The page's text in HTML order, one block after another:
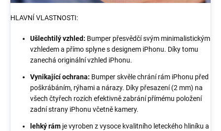
HLAVNÍ VLASTNOSTI:
Ušlechtilý vzhled: Bumper přesvědčí svým minimalistickým
vzhledem a přímo splyne s designem iPhonu. Díky tomu
zanechá originální vzhled iPhonu.
Vynikající ochrana: Bumper skvěle chrání rám iPhonu před
poškrábáním, rýhami a nárazy. Díky přesazení (2 mm) na
všech čtyřech rozích efektivně zabrání přímému položení
zadní strany iPhonu včetně kamery.
lehký rám je vyroben z vysoce kvalitního leteckého hliníku a